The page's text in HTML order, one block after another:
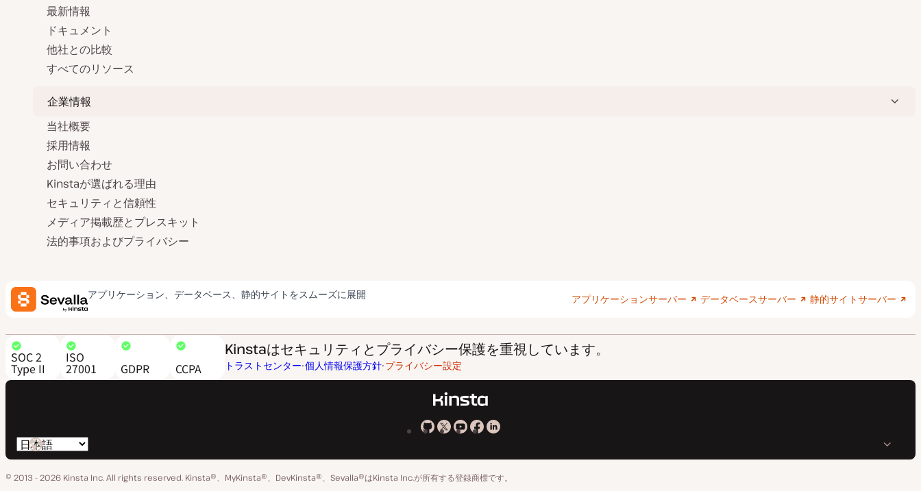
最新情報
ドキュメント
他社との比較
すべてのリソース
企業情報
当社概要
採用情報
お問い合わせ
Kinstaが選ばれる理由
セキュリティと信頼性
メディア掲載歴とプレスキット
法的事項およびプライバシー
アプリケーション、データベース、静的サイトをスムーズに展開 アプリケーションサーバー データベースサーバー 静的サイトサーバー
Kinstaはセキュリティとプライバシー保護を重視しています。
トラストセンター 個人情報保護方針 プライバシー設定
SOC 2
Type II
ISO
27001 GDPR CCPA
Kinsta
GitHub
Kinsta
X
Kinsta
YouTube
Kinsta
Facebook
Kinsta
LinkedIn
言
語
の
© 2013 - 2026 Kinsta Inc. All rights reserved. Kinsta®、MyKinsta®、DevKinsta®、Sevalla®はKinsta Inc.が所有する登録商標です。